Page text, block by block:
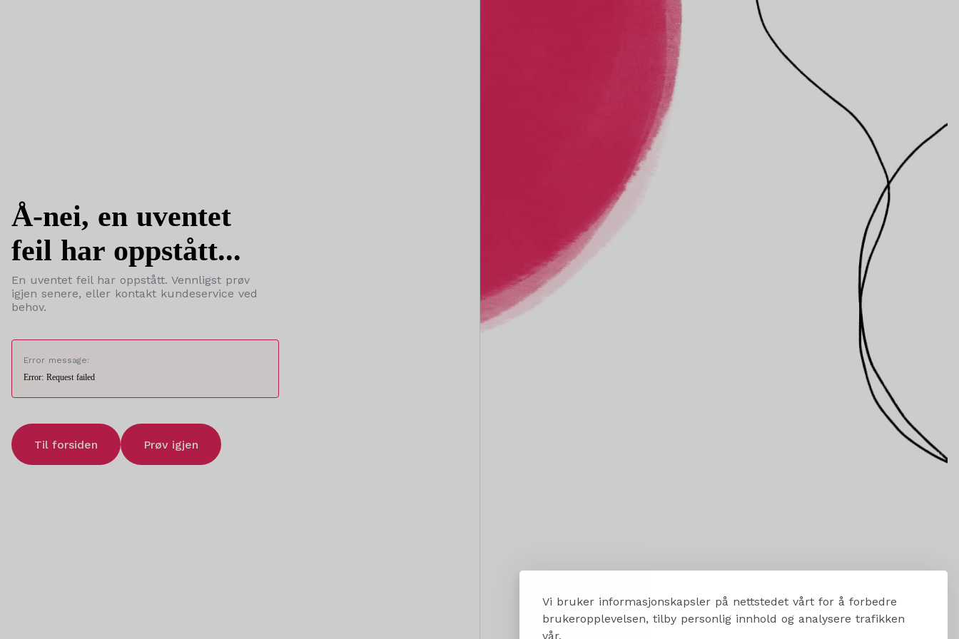
Vi bruker informasjonskapsler på nettstedet vårt for å forbedre
brukeropplevelsen, tilby personlig innhold og analysere trafikken
vår.
Å-nei, en uventet
feil har oppstått...
En uventet feil har oppstått. Vennligst prøv
igjen senere, eller kontakt kundeservice ved
behov.
Error message:
Error: Request failed
Til forsiden Prøv igjen